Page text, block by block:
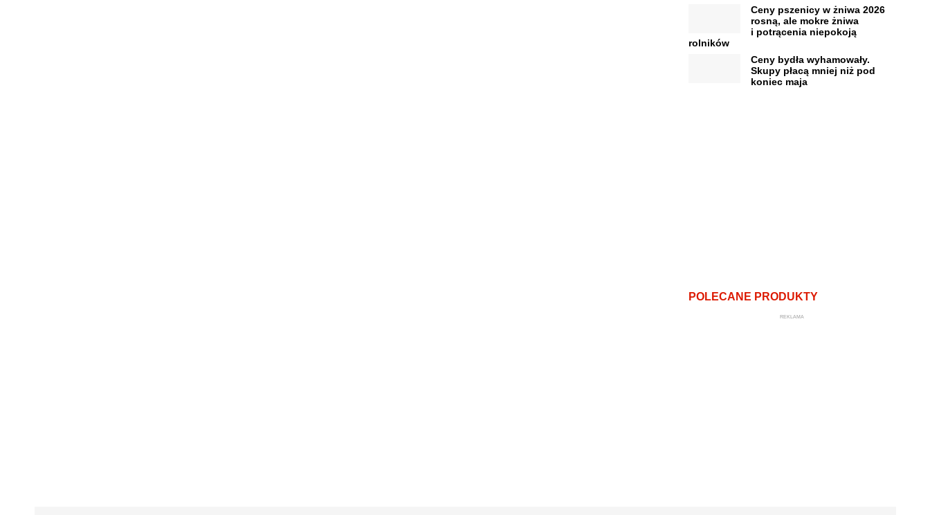
Ceny pszenicy w żniwa 2026
rosną, ale mokre żniwa
i potrącenia niepokoją
rolników
Ceny bydła wyhamowały.
Skupy płacą mniej niż pod
koniec maja
POLECANE PRODUKTY
REKLAMA